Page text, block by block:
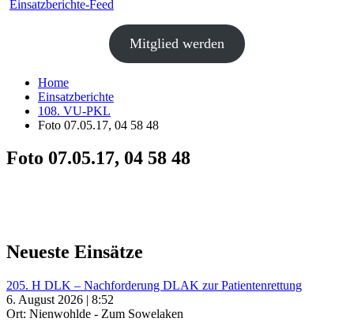
Einsatzberichte-Feed
Mitglied werden
Home
Einsatzberichte
108. VU-PKL
Foto 07.05.17, 04 58 48
Foto 07.05.17, 04 58 48
Neueste Einsätze
205. H DLK – Nachforderung DLAK zur Patientenrettung
6. August 2026 | 8:52
Ort: Nienwohlde - Zum Sowelaken